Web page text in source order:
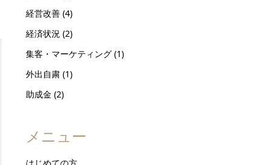
経営改善 (4)
経済状況 (2)
集客・マーケティング (1)
外出自粛 (1)
助成金 (2)
メニュー